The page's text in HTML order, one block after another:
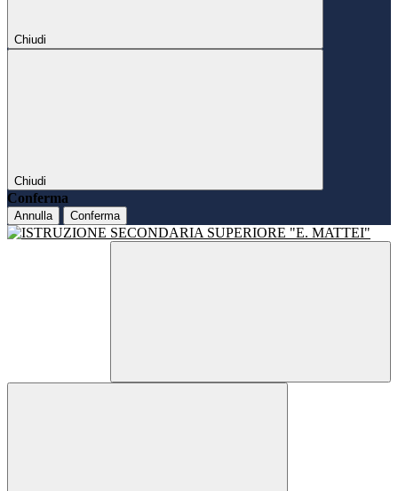
Chiudi
Chiudi
Conferma
Annulla Conferma